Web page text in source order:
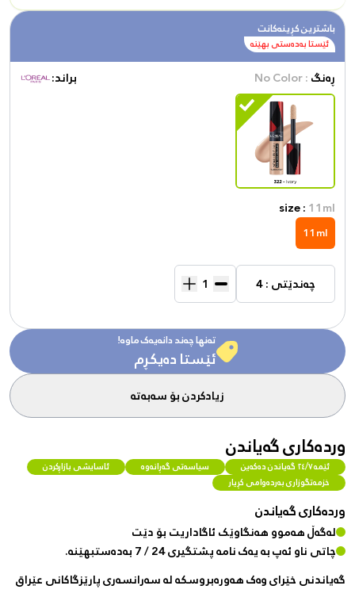
باشترین کڕینەکانت
ئێستا بەدەستی بهێنە
ڕەنگ: No Color براند:
size :11ml
11ml
چەندێتی : 4
تەنها چەند دانەیەک ماوە!
ئێستا دەیکڕم
زیادکردن بۆ سەبەتە
وردەکاری گەیاندن
ئێمە ٢٤/٧ گەیاندن دەکەین سیاسەتی گەڕانەوە
ئاسایشی بازاڕکردن
خزمەتگوزاری بەردەوامی کڕیار
وردەکاری گەیاندن
لەگەڵ هەموو هەنگاوێک ئاگاداریت بۆ دێت
چاتی ناو ئەپ بە یەک نامە پشتگیری 24 / 7 بەدەستبهێنە.
گەیاندنی خێرای وەک هەورەبروسکە لە سەرانسەری پارێزگاکانی عێراق